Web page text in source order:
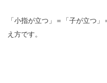
「小指が立つ」＝「子が立つ
え方です。